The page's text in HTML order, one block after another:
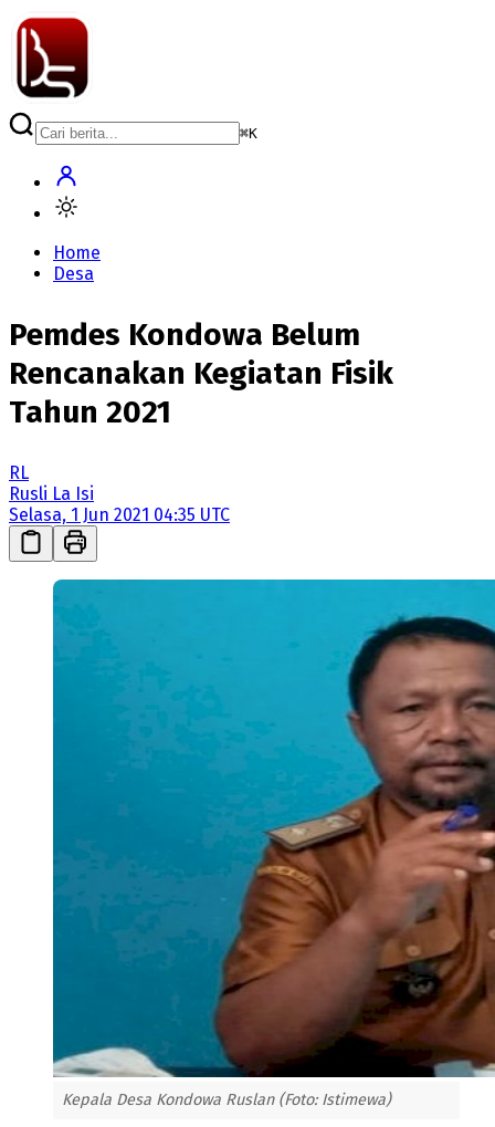
⌘K
Home
Desa
Pemdes Kondowa Belum
Rencanakan Kegiatan Fisik
Tahun 2021
RL
Rusli La Isi
Selasa, 1 Jun 2021 04:35 UTC
Kepala Desa Kondowa Ruslan (Foto: Istimewa)